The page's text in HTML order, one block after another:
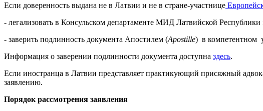
Если доверенность выдана не в Латвии и не в стране-участнице
- легализовать в Консульском департаменте МИД Латвийской
- заверить подлинность документа Апостилем (Apostille) в компетентном
Информация о заверении подлинности документа доступна здесь.
Если иностранца в Латвии представляет практикующий присяжный
заявлению.
Порядок рассмотрения заявления